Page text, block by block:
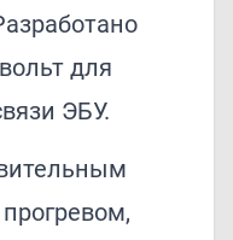
для
ЭБУ.